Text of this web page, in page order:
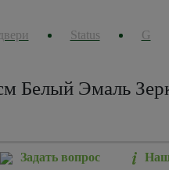
Status G
Белый Эмаль
Задать вопрос